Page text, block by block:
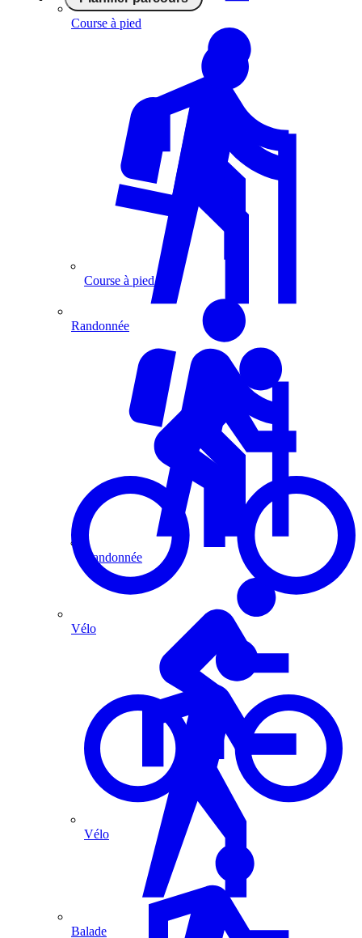
Course à pied
Randonnée
Vélo
Course à pied
Randonnée
Vélo
Balade